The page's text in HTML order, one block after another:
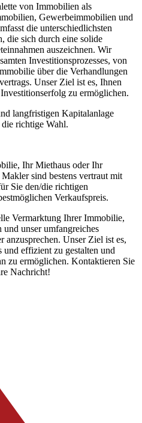
von Immobilien als
Gewerbeimmobilien und
die unterschiedlichsten
die sich durch eine solide
auszeichnen. Wir
Investitionsprozesses, von
über die Verhandlungen
Unser Ziel ist es, Ihnen
zu ermöglichen.
langfristigen Kapitalanlage
richtige Wahl.
Ihr Miethaus oder Ihr
sind bestens vertraut mit
Sie den/die richtigen
Verkaufspreis.
Vermarktung Ihrer Immobilie,
und unser umfangreiches
Unser Ziel ist es,
und effizient zu gestalten und
zu ermöglichen. Kontaktieren Sie
Nachricht!